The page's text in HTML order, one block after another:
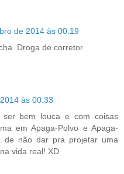
de 2014 às 00:19
Droga de corretor.
às 00:33
bem louca e com coisas
em Apaga-Polvo e Apaga-
de não dar pra projetar uma
vida real! XD